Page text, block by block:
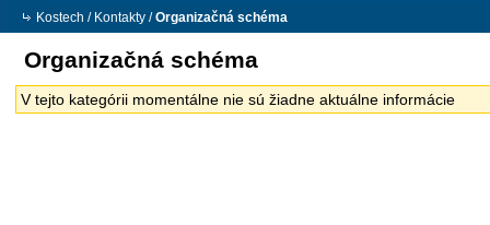
Kostech / Kontakty /Organizačná schéma
Organizačná schéma
V tejto kategórii momentálne nie sú žiadne aktuálne informácie